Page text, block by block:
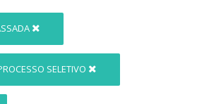
SELETIVO